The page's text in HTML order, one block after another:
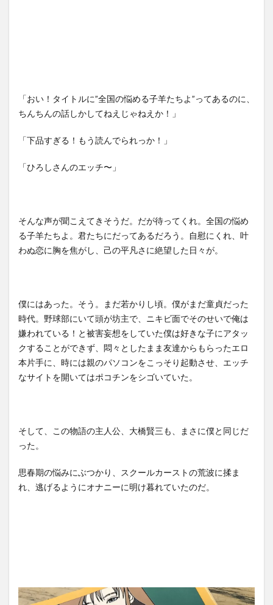
「おい！タイトルに”全国の悩める子羊たちよ”ってあるのに、
ちんちんの話しかしてねえじゃねえか！」
「下品すぎる！もう読んでられっか！」
「ひろしさんのエッチ〜」
そんな声が聞こえてきそうだ。だが待ってくれ。全国の悩め
る子羊たちよ。君たちにだってあるだろう。自慰にくれ、叶
わぬ恋に胸を焦がし、己の平凡さに絶望した日々が。
僕にはあった。そう。まだ若かりし頃。僕がまだ童貞だった
時代。野球部にいて頭が坊主で、ニキビ面でそのせいで俺は
嫌われている！と被害妄想をしていた僕は好きな子にアタッ
クすることができず、悶々としたまま友達からもらったエロ
本片手に、時には親のパソコンをこっそり起動させ、エッチ
なサイトを開いてはポコチンをシゴいていた。
そして、この物語の主人公、大橋賢三も、まさに僕と同じだ
った。
思春期の悩みにぶつかり、スクールカーストの荒波に揉ま
れ、逃げるようにオナニーに明け暮れていたのだ。